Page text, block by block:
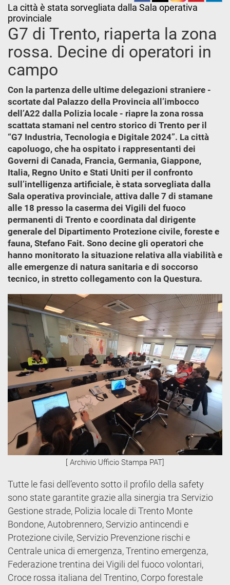
La città è stata sorvegliata dalla Sala operativa
provinciale
G7 di Trento, riaperta la zona
rossa. Decine di operatori in
campo
Con la partenza delle ultime delegazioni straniere -
scortate dal Palazzo della Provincia all’imbocco
dell’A22 dalla Polizia locale - riapre la zona rossa
scattata stamani nel centro storico di Trento per il
“G7 Industria, Tecnologia e Digitale 2024”. La città
capoluogo, che ha ospitato i rappresentanti dei
Governi di Canada, Francia, Germania, Giappone,
Italia, Regno Unito e Stati Uniti per il confronto
sull’intelligenza artificiale, è stata sorvegliata dalla
Sala operativa provinciale, attiva dalle 7 di stamane
alle 18 presso la caserma dei Vigili del fuoco
permanenti di Trento e coordinata dal dirigente
generale del Dipartimento Protezione civile, foreste e
fauna, Stefano Fait. Sono decine gli operatori che
hanno monitorato la situazione relativa alla viabilità e
alle emergenze di natura sanitaria e di soccorso
tecnico, in stretto collegamento con la Questura.
[ Archivio Ufficio Stampa PAT]
Tutte le fasi dell’evento sotto il profilo della safety
sono state garantite grazie alla sinergia tra Servizio
Gestione strade, Polizia locale di Trento Monte
Bondone, Autobrennero, Servizio antincendi e
Protezione civile, Servizio Prevenzione rischi e
Centrale unica di emergenza, Trentino emergenza,
Federazione trentina dei Vigili del fuoco volontari,
Croce rossa italiana del Trentino, Corpo forestale